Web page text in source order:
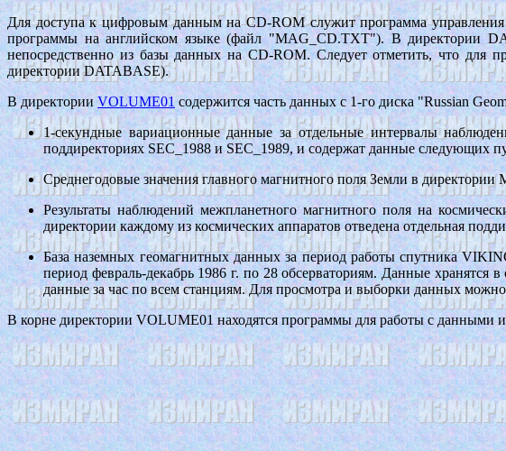
Для доступа к цифровым данным на CD-ROM служит программа
программы на английском языке (файл "MAG_CD.TXT"). В директории
непосредственно из базы данных на CD-ROM. Следует отметить, что для
директории DATABASE).
В директорииVOLUME01содержится часть данных с 1-го диска "Russian
1-секундные вариационные данные за отдельные интервалы
поддиректориях SEC_1988 и SEC_1989, и содержат данные
Среднегодовые значения главного магнитного поля Земли в
Результаты наблюдений межпланетного магнитного поля на
директории каждому из космических аппаратов отведена отдельная
База наземных геомагнитных данных за период работы спутника
период февраль-декабрь 1986 г. по 28 обсерваториям. Данные
данные за час по всем станциям. Для просмотра и выборки данных
В корне директории VOLUME01 находятся программы для работы с данными